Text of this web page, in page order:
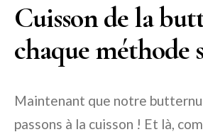
Cuisson de la
chaque méthode
Maintenant que notre
passons à la cuisson ! Et là,